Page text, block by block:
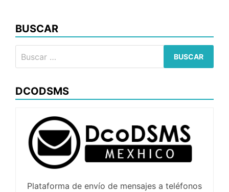
BUSCAR
DCODSMS
Plataforma de envío de mensajes a teléfonos